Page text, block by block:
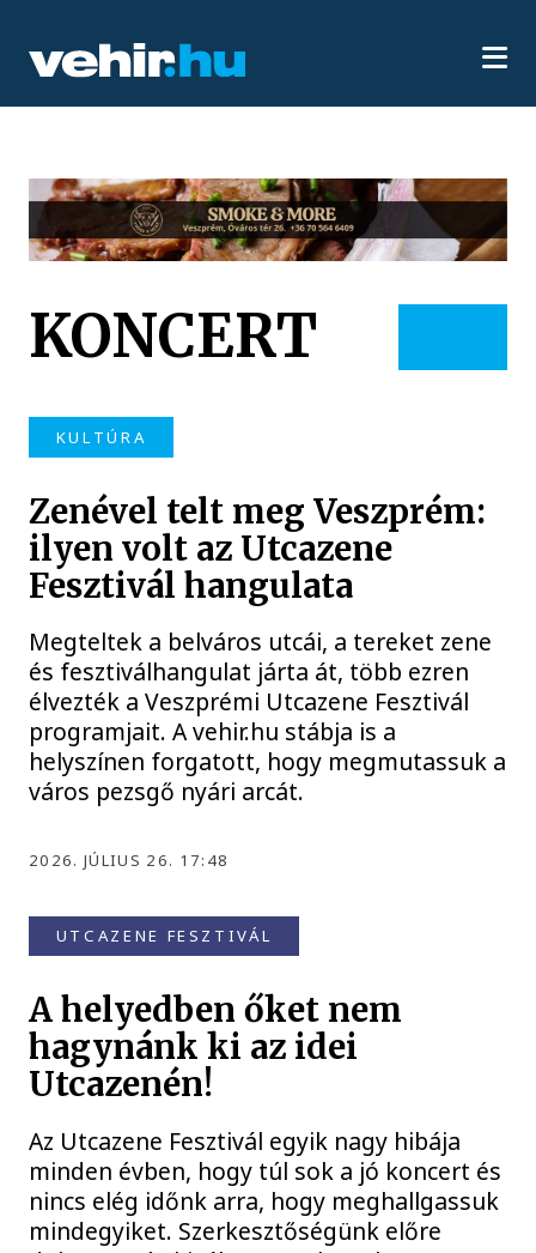
KONCERT
KULTÚRA
Zenével telt meg Veszprém:
ilyen volt az Utcazene
Fesztivál hangulata
Megteltek a belváros utcái, a tereket zene
és fesztiválhangulat járta át, több ezren
élvezték a Veszprémi Utcazene Fesztivál
programjait. A vehir.hu stábja is a
helyszínen forgatott, hogy megmutassuk a
város pezsgő nyári arcát.
2026. JÚLIUS 26. 17:48
UTCAZENE FESZTIVÁL
A helyedben őket nem
hagynánk ki az idei
Utcazenén!
Az Utcazene Fesztivál egyik nagy hibája
minden évben, hogy túl sok a jó koncert és
nincs elég időnk arra, hogy meghallgassuk
mindegyiket. Szerkesztőségünk előre